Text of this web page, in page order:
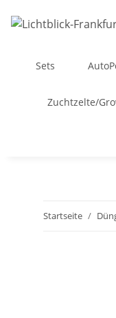
Sets
Zuchtzelte/
Startseite